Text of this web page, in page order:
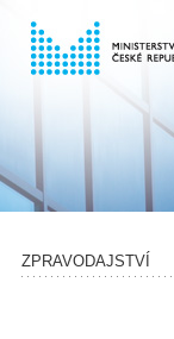
ZPRAVODAJSTVÍ